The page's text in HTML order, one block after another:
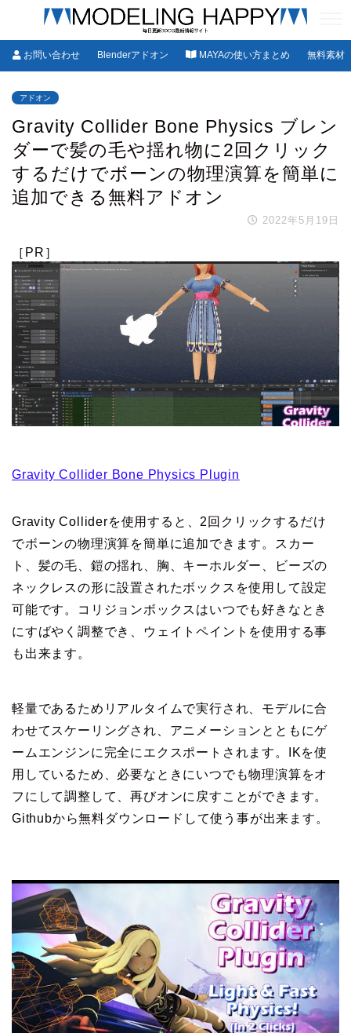
お問い合わせ Blenderアドオン MAYAの使い方まとめ 無料素材
アドオン
Gravity Collider Bone Physics ブレン
ダーで髪の毛や揺れ物に2回クリック
するだけでボーンの物理演算を簡単に
追加できる無料アドオン
2022年5月19日
［PR］
Gravity Collider Bone Physics Plugin
Gravity Colliderを使用すると、2回クリックするだけ
でボーンの物理演算を簡単に追加できます。スカー
ト、髪の毛、鎧の揺れ、胸、キーホルダー、ビーズの
ネックレスの形に設置されたボックスを使用して設定
可能です。コリジョンボックスはいつでも好きなとき
にすばやく調整でき、ウェイトペイントを使用する事
も出来ます。
軽量であるためリアルタイムで実行され、モデルに合
わせてスケーリングされ、アニメーションとともにゲ
ームエンジンに完全にエクスポートされます。IKを使
用しているため、必要なときにいつでも物理演算をオ
フにして調整して、再びオンに戻すことができます。
Githubから無料ダウンロードして使う事が出来ます。